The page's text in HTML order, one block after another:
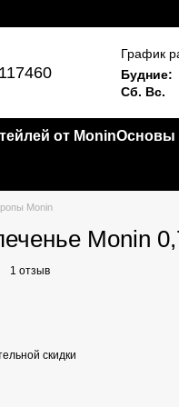
График
Будние:
Сб. Вс.
от MoninОсновы
Monin
Monin
1 отзыв
скидки